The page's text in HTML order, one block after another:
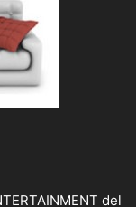
del